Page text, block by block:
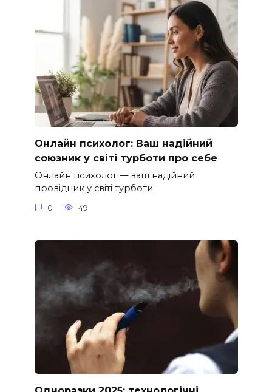
Онлайн психолог: Ваш надійний
союзник у світі турботи про себе
Онлайн психолог — ваш надійний
провідник у світі турботи
0 49